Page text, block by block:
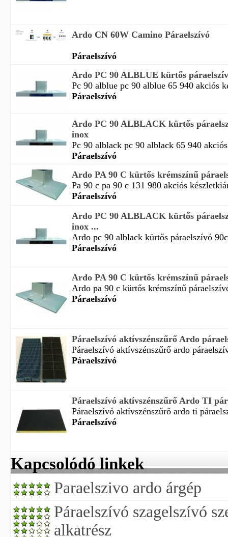
Ardo CN 60W Camino Páraelszívó
Páraelszívó
Ardo PC 90 ALBLUE kürtős
Pc 90 alblue pc 90 alblue 65 940 akciós
Páraelszívó
Ardo PC 90 ALBLACK kürtős
inox
Pc 90 alblack pc 90 alblack 65 940
Páraelszívó
Ardo PA 90 C kürtős krémszínű
Pa 90 c pa 90 c 131 980 akciós
Páraelszívó
Ardo PC 90 ALBLACK kürtős
inox ...
Ardo pc 90 alblack kürtős páraelszívó
Páraelszívó
Ardo PA 90 C kürtős krémszínű
Ardo pa 90 c kürtős krémszínű
Páraelszívó
Páraelszívó aktívszénszűrő Ardo
Páraelszívó aktívszénszűrő ardo
Páraelszívó
Páraelszívó aktívszénszűrő Ardo TI
Páraelszívó aktívszénszűrő ardo ti
Páraelszívó
Kapcsolódó linkek
Paraelszivo ardo árgép
Páraelszívó szagelszívó
alkatrész